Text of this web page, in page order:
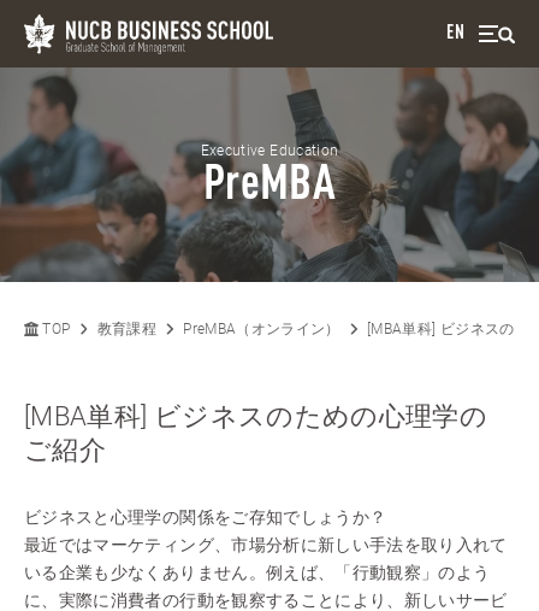
EN
Executive Education
PreMBA
TOP 教育課程 PreMBA（オンライン） [MBA単科] ビジネスのた
[MBA単科] ビジネスのための心理学の
ご紹介
ビジネスと心理学の関係をご存知でしょうか？
最近ではマーケティング、市場分析に新しい手法を取り入れて
いる企業も少なくありません。例えば、「行動観察」のよう
に、実際に消費者の行動を観察することにより、新しいサービ